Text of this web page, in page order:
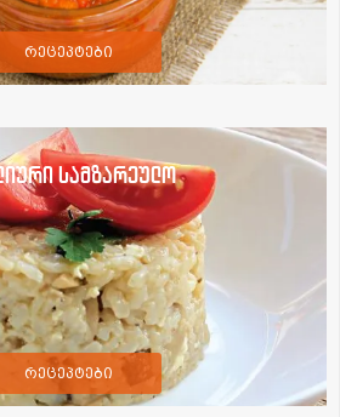
რეცეპტები
სამზარეულო
რეცეპტები